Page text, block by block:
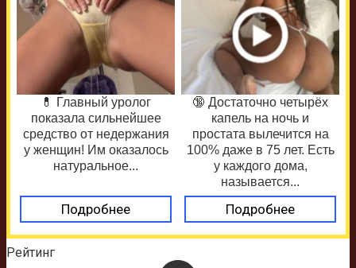
💊 Главный уролог
показала сильнейшее
средство от недержания
у женщин! Им оказалось
натуральное...
Подробнее
🔞 Достаточно четырёх
капель на ночь и
простата вылечится на
100% даже в 75 лет. Есть
у каждого дома,
называется...
Подробнее
Рейтинг